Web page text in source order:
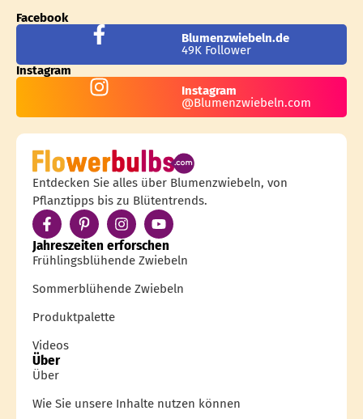
Facebook
Blumenzwiebeln.de
49K Follower
Instagram
Instagram
@Blumenzwiebeln.com
Entdecken Sie alles über Blumenzwiebeln, von
Pflanztipps bis zu Blütentrends.
Jahreszeiten erforschen
Frühlingsblühende Zwiebeln
Sommerblühende Zwiebeln
Produktpalette
Videos
Über
Über
Wie Sie unsere Inhalte nutzen können